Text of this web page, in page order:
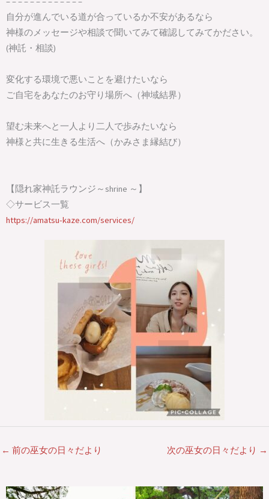
自分が進んでいる道が合っているか不安があるなら
神様のメッセージや相談で聞いてみて確認してみてかださい。
(神託・相談)
変化する環境で悪いことを避けたいなら
ご自宅をあなたのお守り場所へ（神域結界）
望む未来へと一人より二人で歩みたいなら
神様と共に生きる生活へ（かみさま縁結び）
【隠れ家神託ラウンジ～shrine ～】
◇サービス一覧
https://amatsu-kaze.com/services/
← 前の巫女の日々だより 次の巫女の日々だより →